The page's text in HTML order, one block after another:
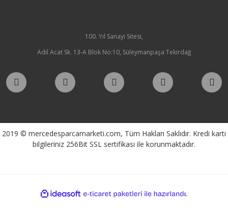
100. Yıl Sanayi Sitesi,
Adil Acat Sk. 13-A Blok No:10, Süleymanpaşa Tekirdağ
2019 © mercedesparcamarketi.com, Tüm Hakları Saklıdır. Kredi kartı
bilgileriniz 256Bit SSL sertifikası ile korunmaktadır.
ideasoft
e-